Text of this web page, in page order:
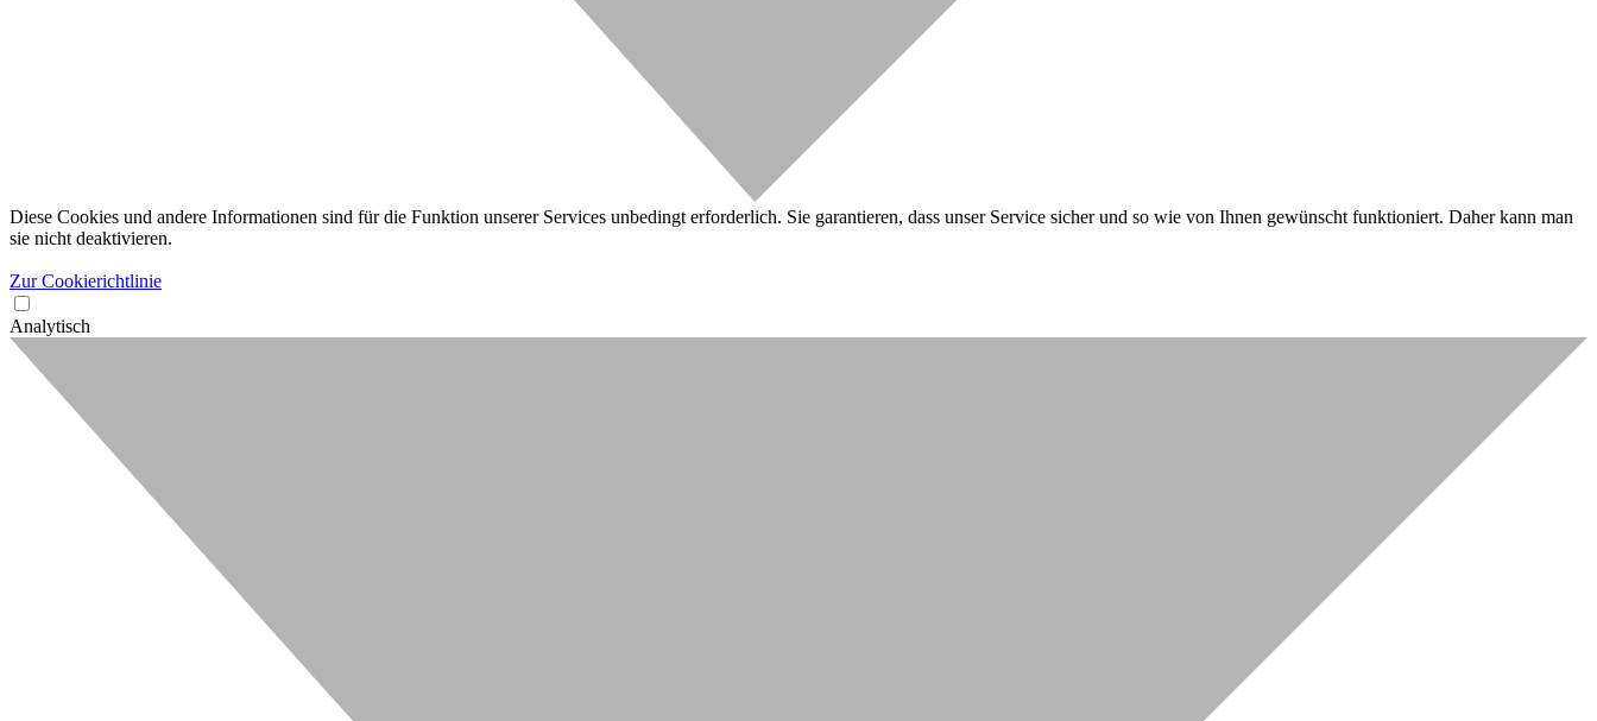
Diese Cookies und andere Informationen sind für die Funktion unserer Services unbedingt erforderlich. Sie garantieren, dass unser Service sicher und so wie von Ihnen gewünscht funktioniert. Daher kann man
sie nicht deaktivieren.
Zur Cookierichtlinie
Analytisch